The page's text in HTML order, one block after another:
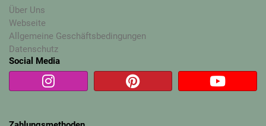
Über Uns
Webseite
Allgemeine Geschäftsbedingungen
Datenschutz
Social Media